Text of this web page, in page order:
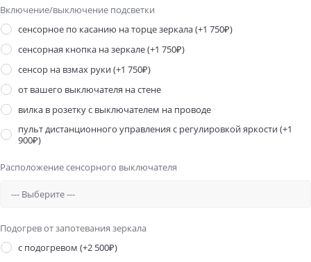
Включение/выключение подсветки
сенсорное по касанию на торце зеркала(+1 750₽)
сенсорная кнопка на зеркале(+1 750₽)
сенсор на взмах руки(+1 750₽)
от вашего выключателя на стене
вилка в розетку с выключателем на проводе
пульт дистанционного управления с регулировкой яркости(+1
900₽)
Расположение сенсорного выключателя
Подогрев от запотевания зеркала
с подогревом (+2 500₽)